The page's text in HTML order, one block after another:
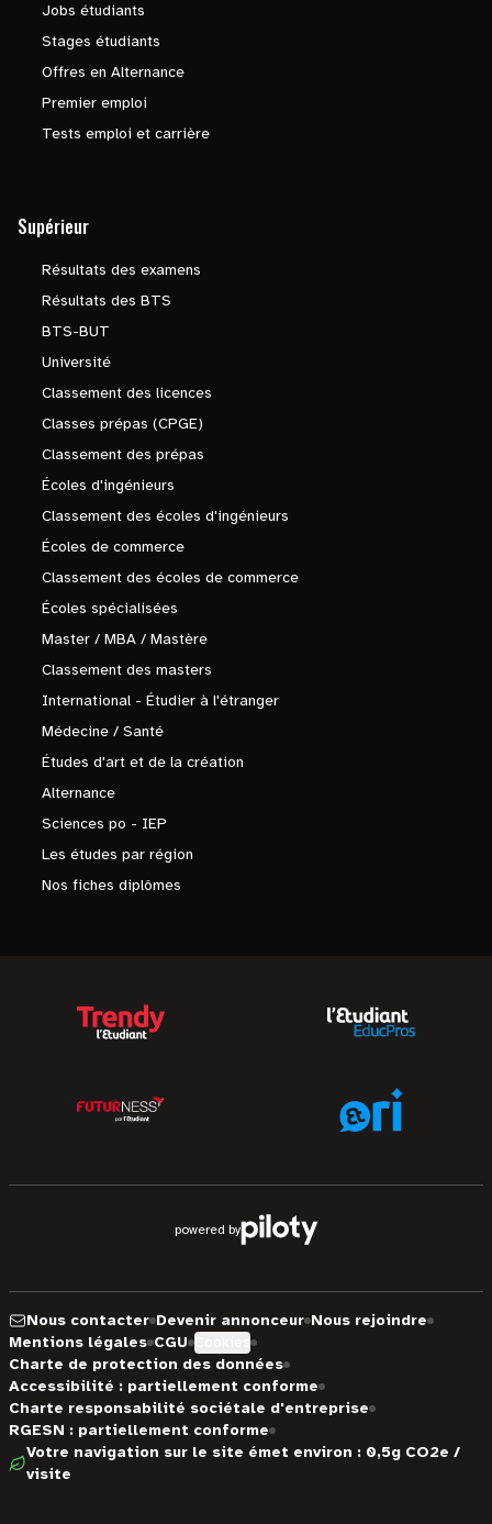
Jobs étudiants
Stages étudiants
Offres en Alternance
Premier emploi
Tests emploi et carrière
Supérieur
Résultats des examens
Résultats des BTS
BTS-BUT
Université
Classement des licences
Classes prépas (CPGE)
Classement des prépas
Écoles d'ingénieurs
Classement des écoles d'ingénieurs
Écoles de commerce
Classement des écoles de commerce
Écoles spécialisées
Master / MBA / Mastère
Classement des masters
International - Étudier à l'étranger
Médecine / Santé
Études d'art et de la création
Alternance
Sciences po - IEP
Les études par région
Nos fiches diplômes
powered by
Nous contacter Devenir annonceur Nous rejoindre
Mentions légales CGU
Charte de protection des données
Accessibilité : partiellement conforme
Charte responsabilité sociétale d'entreprise
RGESN : partiellement conforme
Votre navigation sur le site émet environ : 0,5g CO2e /
visite